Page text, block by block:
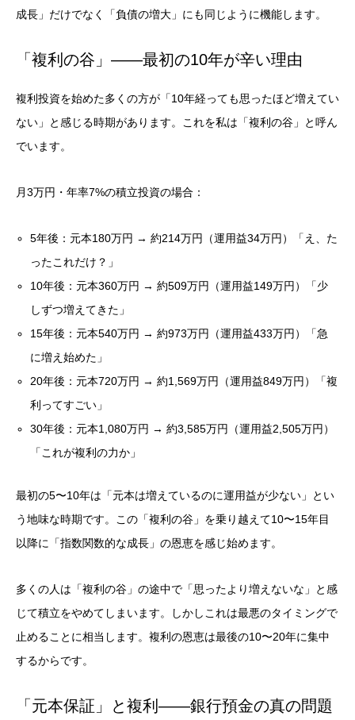
成長」だけでなく「負債の増大」にも同じように機能します。
「複利の谷」——最初の10年が辛い理由
複利投資を始めた多くの方が「10年経っても思ったほど増えてい
ない」と感じる時期があります。これを私は「複利の谷」と呼ん
でいます。
月3万円・年率7%の積立投資の場合：
5年後：元本180万円 → 約214万円（運用益34万円）「え、た
ったこれだけ？」
10年後：元本360万円 → 約509万円（運用益149万円）「少
しずつ増えてきた」
15年後：元本540万円 → 約973万円（運用益433万円）「急
に増え始めた」
20年後：元本720万円 → 約1,569万円（運用益849万円）「複
利ってすごい」
30年後：元本1,080万円 → 約3,585万円（運用益2,505万円）
「これが複利の力か」
最初の5〜10年は「元本は増えているのに運用益が少ない」とい
う地味な時期です。この「複利の谷」を乗り越えて10〜15年目
以降に「指数関数的な成長」の恩恵を感じ始めます。
多くの人は「複利の谷」の途中で「思ったより増えないな」と感
じて積立をやめてしまいます。しかしこれは最悪のタイミングで
止めることに相当します。複利の恩恵は最後の10〜20年に集中
するからです。
「元本保証」と複利——銀行預金の真の問題